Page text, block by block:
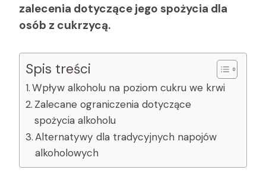
zalecenia dotyczące jego spożycia dla
osób z cukrzycą.
Spis treści
Wpływ alkoholu na poziom cukru we krwi
Zalecane ograniczenia dotyczące
spożycia alkoholu
Alternatywy dla tradycyjnych napojów
alkoholowych